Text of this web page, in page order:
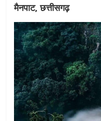
मैनपाट, छत्तीसगढ़